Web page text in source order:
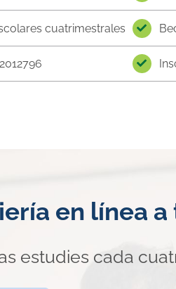
cuatrimestrales
en línea
estudies cada